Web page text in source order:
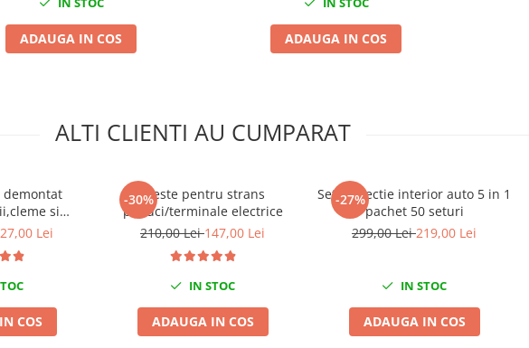
ADAUGA IN COS ADAUGA IN COS
ALTI CLIENTI AU CUMPARAT
si
24 piese
Lei
COS
-30%Cleste pentru strans
papuci/terminale electrice
210,00 Lei147,00 Lei
IN STOC
ADAUGA IN COS
-27%
Set protectie interior auto 5 in 1
pachet 50 seturi
299,00 Lei219,00 Lei
IN STOC
ADAUGA IN COS